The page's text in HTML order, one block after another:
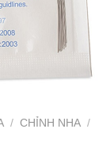
/ CHỈNH NHA /